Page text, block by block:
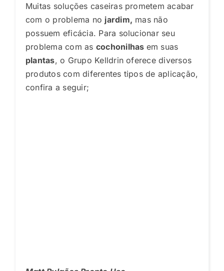
Muitas soluções caseiras prometem acabar
com o problema no jardim, mas não
possuem eficácia. Para solucionar seu
problema com as cochonilhas em suas
plantas, o Grupo Kelldrin oferece diversos
produtos com diferentes tipos de aplicação,
confira a seguir;